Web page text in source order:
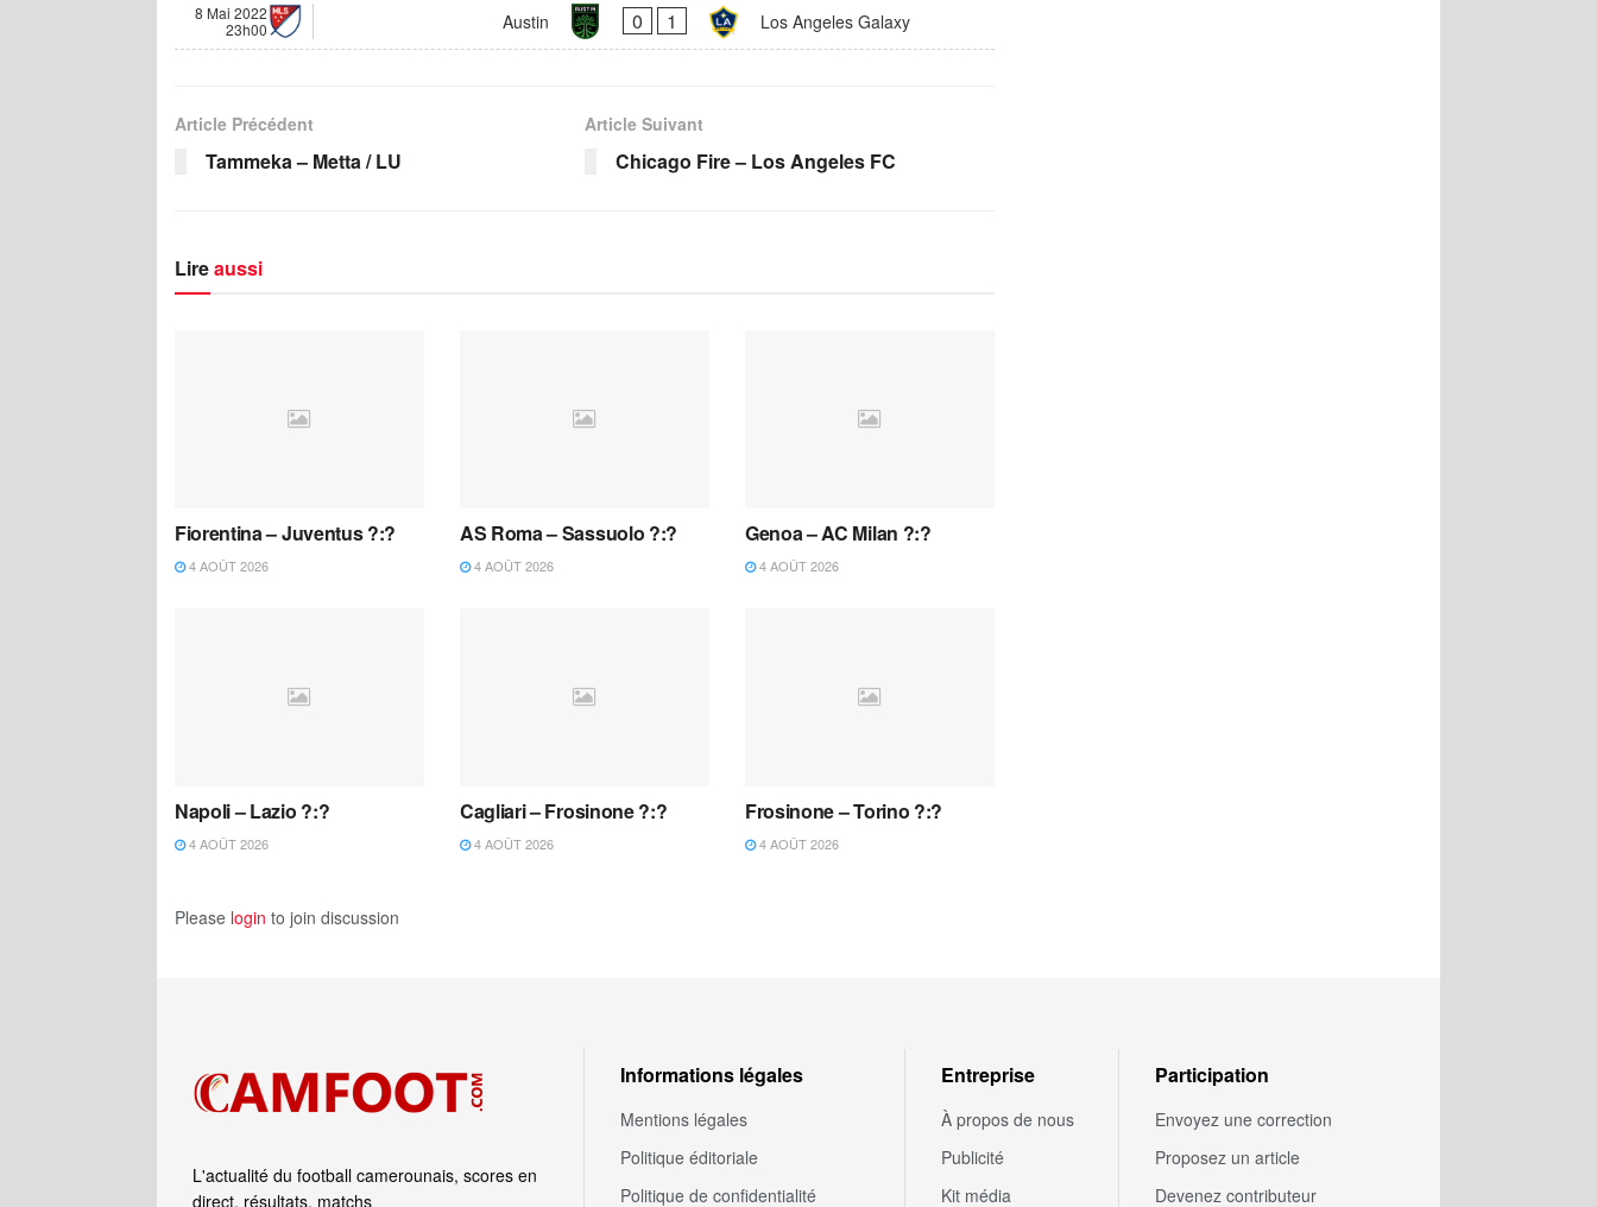
8 Mai 2022
23h00
Austin 0 1 Los Angeles Galaxy
Article Précédent
Tammeka – Metta / LU
Article Suivant
Chicago Fire – Los Angeles FC
Lireaussi
Fiorentina – Juventus ?:?
4 AOÛT 2026
AS Roma – Sassuolo ?:?
4 AOÛT 2026
Genoa – AC Milan ?:?
4 AOÛT 2026
Napoli – Lazio ?:?
4 AOÛT 2026
Cagliari – Frosinone ?:?
4 AOÛT 2026
Frosinone – Torino ?:?
4 AOÛT 2026
Please login to join discussion
L'actualité du football camerounais, scores en
direct, résultats, matchs
Informations légales
Mentions légales
Politique éditoriale
Politique de confidentialité
Entreprise
À propos de nous
Publicité
Kit média
Participation
Envoyez une correction
Proposez un article
Devenez contributeur